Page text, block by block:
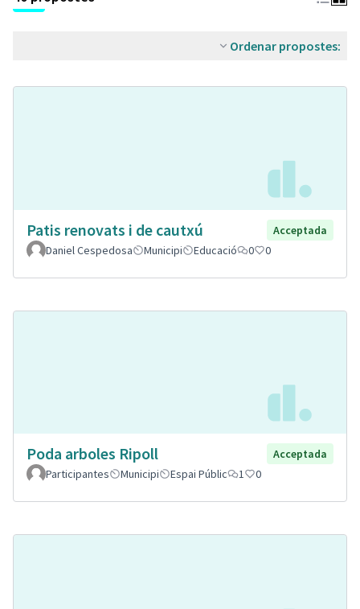
Ordenar propostes:
Patis renovats i de cautxú
Acceptada
Daniel Cespedosa
Municipi Educació 0 0
Poda arboles Ripoll
Acceptada
Participantes
Municipi Espai Públic 1 0